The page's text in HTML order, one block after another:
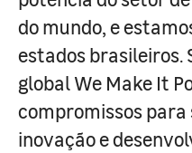
do mundo, e
estados brasileiros.
global We Make It
compromissos
inovação e